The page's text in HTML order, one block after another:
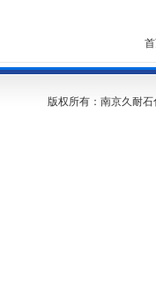
版权所有：南京久耐